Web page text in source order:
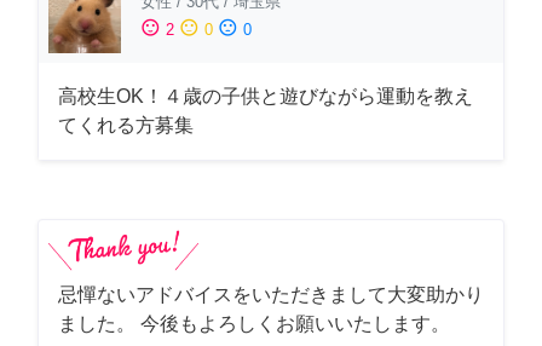
sentiment_satisfied 2 sentiment_neutral 0 sentiment_dissatisfied 0
高校生OK！４歳の子供と遊びながら運動を教え
てくれる方募集
忌憚ないアドバイスをいただきまして大変助かり
ました。 今後もよろしくお願いいたします。